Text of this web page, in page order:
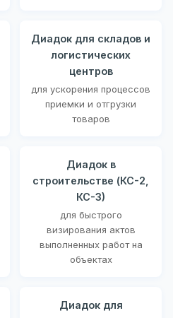
Диадок для складов и
логистических
центров
для ускорения процессов
приемки и отгрузки
товаров
Диадок в
строительстве (КС-2,
КС-3)
для быстрого
визирования актов
выполненных работ на
объектах
Диадок для